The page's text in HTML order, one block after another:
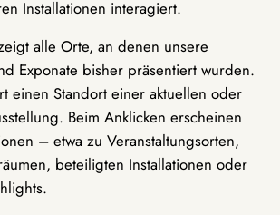
Installationen interagiert.
alle Orte, an denen unsere
Exponate bisher präsentiert wurden.
einen Standort einer aktuellen oder
Beim Anklicken erscheinen
– etwa zu Veranstaltungsorten,
beteiligten Installationen oder